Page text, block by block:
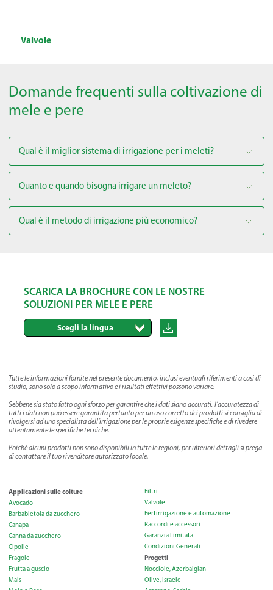
Valvole
Domande frequenti sulla coltivazione di
mele e pere
Qual è il miglior sistema di irrigazione per i meleti?
Quanto e quando bisogna irrigare un meleto?
Qual è il metodo di irrigazione più economico?
SCARICA LA BROCHURE CON LE NOSTRE
SOLUZIONI PER MELE E PERE
Scegli la lingua
Tutte le informazioni fornite nel presente documento, inclusi eventuali riferimenti a casi di
studio, sono solo a scopo informativo e i risultati effettivi possono variare.
Sebbene sia stato fatto ogni sforzo per garantire che i dati siano accurati, l’accuratezza di
tutti i dati non può essere garantita pertanto per un uso corretto dei prodotti si consiglia di
rivolgersi ad uno specialista dell’irrigazione per le proprie esigenze specifiche e di rivedere
attentamente le specifiche tecniche.
Poiché alcuni prodotti non sono disponibili in tutte le regioni, per ulteriori dettagli si prega
di contattare il tuo rivenditore autorizzato locale.
Applicazioni sulle colture
Avocado
Barbabietola da zucchero
Canapa
Canna da zucchero
Cipolle
Fragole
Frutta a guscio
Mais
Filtri
Valvole
Fertirrigazione e automazione
Raccordi e accessori
Garanzia Limitata
Condizioni Generali
Progetti
Nocciole, Azerbaigian
Olive, Israele